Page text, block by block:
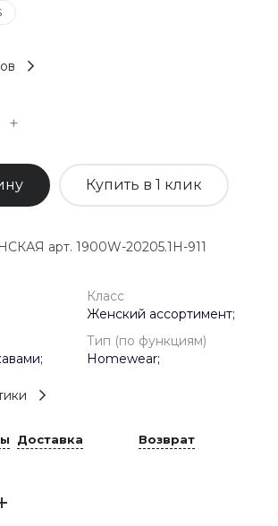
+
Купить в 1 клик
арт. 1900W-20205.1H-911
Класс
Женский ассортимент;
Тип (по функциям)
Homewear;
Доставка Возврат